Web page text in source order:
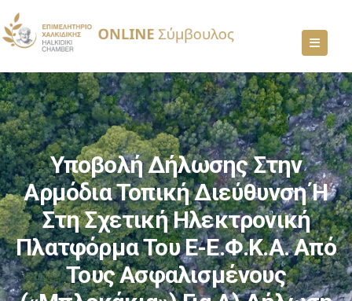
Υποβολή Δήλωσης Στην
Αρμόδια Τοπική Διεύθυνση Ή
Στη Σχετική Ηλεκτρονική
Πλατφόρμα Του E-Ε.Φ.Κ.Α. Από
Τους Ασφαλισμένους